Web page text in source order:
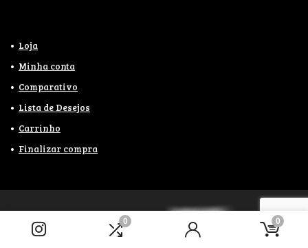
0 0
Loja
Minha conta
Comparativo
Lista de Desejos
Carrinho
Finalizar compra
WebaDesign.com.br